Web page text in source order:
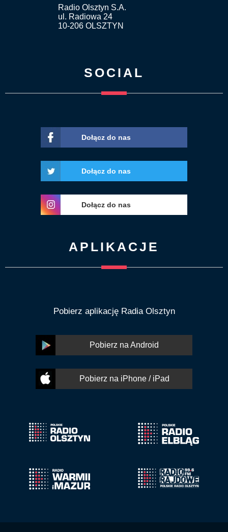
Radio Olsztyn S.A.
ul. Radiowa 24
10-206 OLSZTYN
SOCIAL
Dołącz do nas
Dołącz do nas
Dołącz do nas
APLIKACJE
Pobierz aplikację Radia Olsztyn
Pobierz na Android
Pobierz na iPhone / iPad